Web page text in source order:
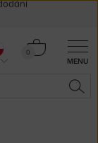
MENU
0
Košík